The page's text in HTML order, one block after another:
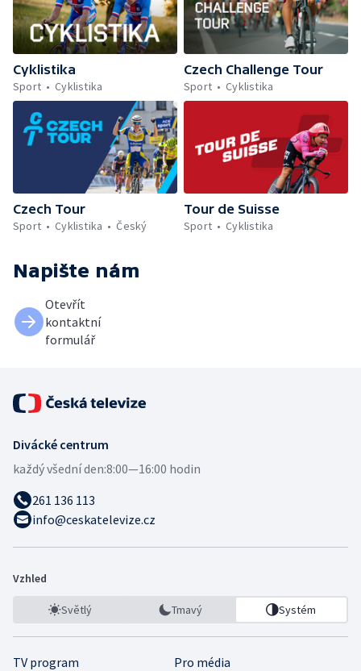
Cyklistika
Sport
Cyklistika
Czech Challenge Tour
Sport
Cyklistika
Czech Tour
Sport
Cyklistika Český
Tour de Suisse
Sport
Cyklistika
Napište nám
Otevřít
kontaktní
formulář
Divácké centrum
každý všední den:8:00—16:00 hodin
261 136 113
info@ceskatelevize.cz
Vzhled
Světlý Tmavý Systém
TV program Pro média